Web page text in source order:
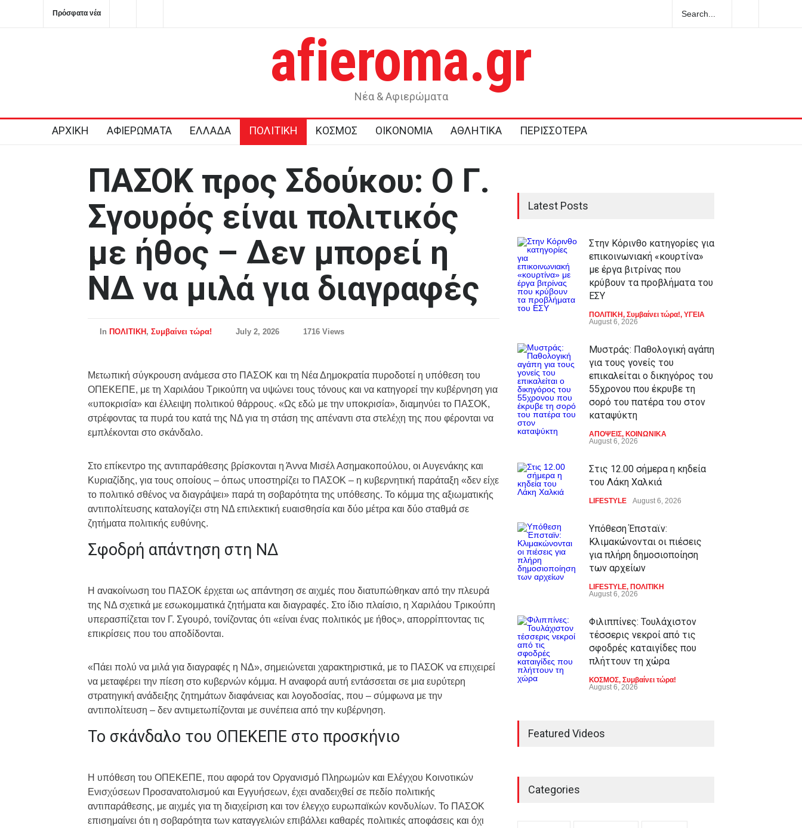
Πρόσφατα νέα
Μυστράς: Παθολογική αγάπη για τους γονείς του επικαλείται ο
δικηγόρος του 55χρονου που έκρυβε τη σορό του πατέρα του
στον καταψύκτη
afieroma.gr
Νέα & Αφιερώματα
ΑΡΧΙΚΗ ΑΦΙΕΡΩΜΑΤΑ ΕΛΛΑΔΑ ΠΟΛΙΤΙΚΗ ΚΟΣΜΟΣ ΟΙΚΟΝΟΜΙΑ ΑΘΛΗΤΙΚΑ ΠΕΡΙΣΣΟΤΕΡΑ
ΠΑΣΟΚ προς Σδούκου: Ο Γ.
Σγουρός είναι πολιτικός
με ήθος – Δεν μπορεί η
ΝΔ να μιλά για διαγραφές
In ΠΟΛΙΤΙΚΗ , Συμβαίνει τώρα! July 2, 2026 1716 Views
Μετωπική σύγκρουση ανάμεσα στο ΠΑΣΟΚ και τη Νέα Δημοκρατία πυροδοτεί η υπόθεση του
ΟΠΕΚΕΠΕ, με τη Χαριλάου Τρικούπη να υψώνει τους τόνους και να κατηγορεί την κυβέρνηση για
«υποκρισία» και έλλειψη πολιτικού θάρρους. «Ως εδώ με την υποκρισία», διαμηνύει το ΠΑΣΟΚ,
στρέφοντας τα πυρά του κατά της ΝΔ για τη στάση της απέναντι στα στελέχη της που φέρονται να
εμπλέκονται στο σκάνδαλο.
Στο επίκεντρο της αντιπαράθεσης βρίσκονται η Άννα Μισέλ Ασημακοπούλου, οι Αυγενάκης και
Κυριαζίδης, για τους οποίους – όπως υποστηρίζει το ΠΑΣΟΚ – η κυβερνητική παράταξη «δεν είχε
το πολιτικό σθένος να διαγράψει» παρά τη σοβαρότητα της υπόθεσης. Το κόμμα της αξιωματικής
αντιπολίτευσης καταλογίζει στη ΝΔ επιλεκτική ευαισθησία και δύο μέτρα και δύο σταθμά σε
ζητήματα πολιτικής ευθύνης.
Σφοδρή απάντηση στη ΝΔ
Η ανακοίνωση του ΠΑΣΟΚ έρχεται ως απάντηση σε αιχμές που διατυπώθηκαν από την πλευρά
της ΝΔ σχετικά με εσωκομματικά ζητήματα και διαγραφές. Στο ίδιο πλαίσιο, η Χαριλάου Τρικούπη
υπερασπίζεται τον Γ. Σγουρό, τονίζοντας ότι «είναι ένας πολιτικός με ήθος», απορρίπτοντας τις
επικρίσεις που του αποδίδονται.
«Πάει πολύ να μιλά για διαγραφές η ΝΔ», σημειώνεται χαρακτηριστικά, με το ΠΑΣΟΚ να επιχειρεί
να μεταφέρει την πίεση στο κυβερνών κόμμα. Η αναφορά αυτή εντάσσεται σε μια ευρύτερη
στρατηγική ανάδειξης ζητημάτων διαφάνειας και λογοδοσίας, που – σύμφωνα με την
αντιπολίτευση – δεν αντιμετωπίζονται με συνέπεια από την κυβέρνηση.
Το σκάνδαλο του ΟΠΕΚΕΠΕ στο προσκήνιο
Η υπόθεση του ΟΠΕΚΕΠΕ, που αφορά τον Οργανισμό Πληρωμών και Ελέγχου Κοινοτικών
Ενισχύσεων Προσανατολισμού και Εγγυήσεων, έχει αναδειχθεί σε πεδίο πολιτικής
αντιπαράθεσης, με αιχμές για τη διαχείριση και τον έλεγχο ευρωπαϊκών κονδυλίων. Το ΠΑΣΟΚ
επισημαίνει ότι η σοβαρότητα των καταγγελιών επιβάλλει καθαρές πολιτικές αποφάσεις και όχι
Latest Posts
Στην Κόρινθο κατηγορίες για
επικοινωνιακή «κουρτίνα»
με έργα βιτρίνας που
κρύβουν τα προβλήματα του
ΕΣΥ
ΠΟΛΙΤΙΚΗ, Συμβαίνει τώρα!, ΥΓΕΙΑ
August 6, 2026
Μυστράς: Παθολογική αγάπη
για τους γονείς του
επικαλείται ο δικηγόρος του
55χρονου που έκρυβε τη
σορό του πατέρα του στον
καταψύκτη
ΑΠΟΨΕΙΣ, ΚΟΙΝΩΝΙΚΑ
August 6, 2026
Στις 12.00 σήμερα η κηδεία
του Λάκη Χαλκιά
LIFESTYLE August 6, 2026
Υπόθεση Έπσταϊν:
Κλιμακώνονται οι πιέσεις
για πλήρη δημοσιοποίηση
των αρχείων
LIFESTYLE, ΠΟΛΙΤΙΚΗ
August 6, 2026
Φιλιππίνες: Τουλάχιστον
τέσσερις νεκροί από τις
σφοδρές καταιγίδες που
πλήττουν τη χώρα
ΚΟΣΜΟΣ, Συμβαίνει τώρα!
August 6, 2026
Featured Videos
Categories